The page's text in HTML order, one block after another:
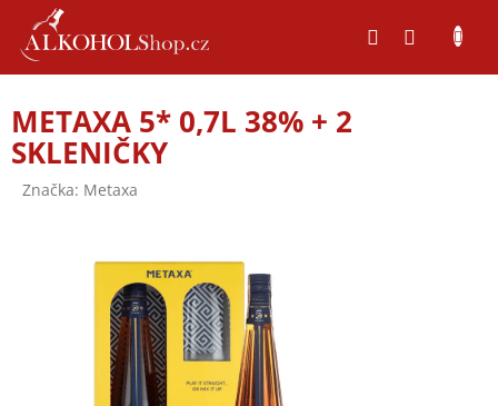
obsah
METAXA 5* 0,7L 38% + 2
SKLENIČKY
Značka: Metaxa